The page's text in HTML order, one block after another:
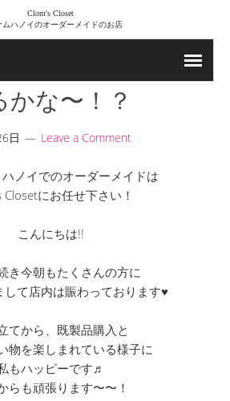
Clom's Closet
ムハノイのオーダーメイドのお店
な〜！？
日 Leave a Comment
ノイでのオーダーメイドは
Closetにお任せ下さい！
こんにちは!!
き今朝もたくさんの方に
して店内は賑わっております♥
てから、既製品購入と
物を楽しまれている様子に
もハッピーです♬
らも頑張ります〜〜！